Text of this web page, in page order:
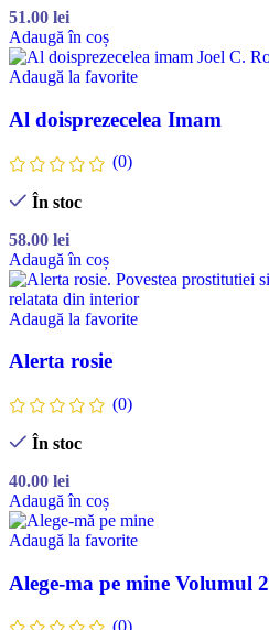
51.00 lei
Adaugă în coș
Adaugă la favorite
Al doisprezecelea Imam
(0)
În stoc
58.00 lei
Adaugă în coș
Adaugă la favorite
Alerta rosie
(0)
În stoc
40.00 lei
Adaugă în coș
Adaugă la favorite
Alege-ma pe mine Volumul 2
(0)